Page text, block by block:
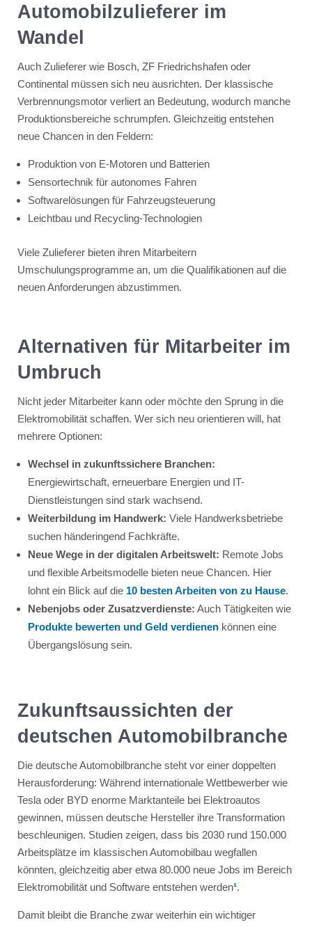
Automobilzulieferer im
Wandel
Auch Zulieferer wie Bosch, ZF Friedrichshafen oder
Continental müssen sich neu ausrichten. Der klassische
Verbrennungsmotor verliert an Bedeutung, wodurch manche
Produktionsbereiche schrumpfen. Gleichzeitig entstehen
neue Chancen in den Feldern:
Produktion von E-Motoren und Batterien
Sensortechnik für autonomes Fahren
Softwarelösungen für Fahrzeugsteuerung
Leichtbau und Recycling-Technologien
Viele Zulieferer bieten ihren Mitarbeitern
Umschulungsprogramme an, um die Qualifikationen auf die
neuen Anforderungen abzustimmen.
Alternativen für Mitarbeiter im
Umbruch
Nicht jeder Mitarbeiter kann oder möchte den Sprung in die
Elektromobilität schaffen. Wer sich neu orientieren will, hat
mehrere Optionen:
Wechsel in zukunftssichere Branchen:
Energiewirtschaft, erneuerbare Energien und IT-
Dienstleistungen sind stark wachsend.
Weiterbildung im Handwerk: Viele Handwerksbetriebe
suchen händeringend Fachkräfte.
Neue Wege in der digitalen Arbeitswelt: Remote Jobs
und flexible Arbeitsmodelle bieten neue Chancen. Hier
lohnt ein Blick auf die 10 besten Arbeiten von zu Hause.
Nebenjobs oder Zusatzverdienste: Auch Tätigkeiten wie
Produkte bewerten und Geld verdienenkönnen eine
Übergangslösung sein.
Zukunftsaussichten der
deutschen Automobilbranche
Die deutsche Automobilbranche steht vor einer doppelten
Herausforderung: Während internationale Wettbewerber wie
Tesla oder BYD enorme Marktanteile bei Elektroautos
gewinnen, müssen deutsche Hersteller ihre Transformation
beschleunigen. Studien zeigen, dass bis 2030 rund 150.000
Arbeitsplätze im klassischen Automobilbau wegfallen
könnten, gleichzeitig aber etwa 80.000 neue Jobs im Bereich
Elektromobilität und Software entstehen werden¹.
Damit bleibt die Branche zwar weiterhin ein wichtiger